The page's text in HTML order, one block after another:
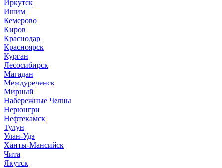
Иркутск
Ишим
Кемерово
Киров
Краснодар
Красноярск
Курган
Лесосибирск
Магадан
Междуреченск
Мирный
Набережные Челны
Нерюнгри
Нефтекамск
Тулун
Улан-Удэ
Ханты-Мансийск
Чита
Якутск